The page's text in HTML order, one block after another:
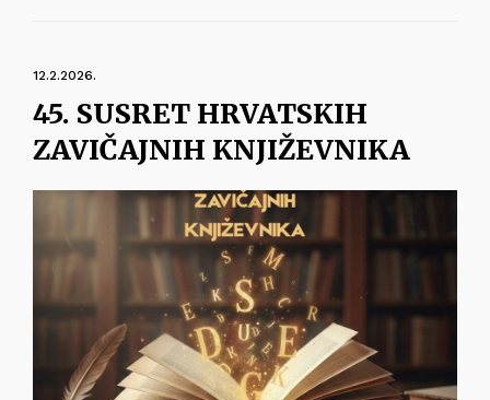
12.2.2026.
45. SUSRET HRVATSKIH
ZAVIČAJNIH KNJIŽEVNIKA